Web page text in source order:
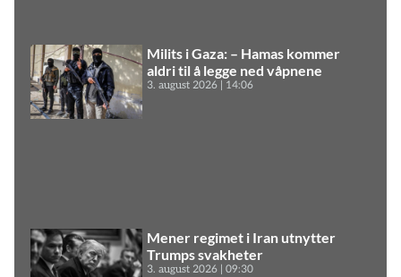
Milits i Gaza: – Hamas kommer
aldri til å legge ned våpnene
3. august 2026 14:06
Mener regimet i Iran utnytter
Trumps svakheter
3. august 2026 09:30